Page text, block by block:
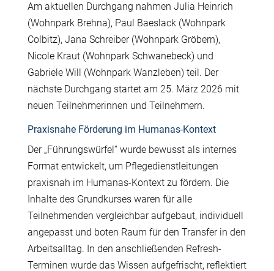
Am aktuellen Durchgang nahmen Julia Heinrich
(Wohnpark Brehna), Paul Baeslack (Wohnpark
Colbitz), Jana Schreiber (Wohnpark Gröbern),
Nicole Kraut (Wohnpark Schwanebeck) und
Gabriele Will (Wohnpark Wanzleben) teil. Der
nächste Durchgang startet am 25. März 2026 mit
neuen Teilnehmerinnen und Teilnehmern.
Praxisnahe Förderung im Humanas-Kontext
Der „Führungswürfel“ wurde bewusst als internes
Format entwickelt, um Pflegedienstleitungen
praxisnah im Humanas-Kontext zu fördern. Die
Inhalte des Grundkurses waren für alle
Teilnehmenden vergleichbar aufgebaut, individuell
angepasst und boten Raum für den Transfer in den
Arbeitsalltag. In den anschließenden Refresh-
Terminen wurde das Wissen aufgefrischt, reflektiert